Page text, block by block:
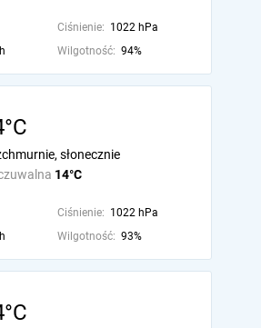
Ciśnienie: 1022 hPa
Wilgotność: 94%
14°C
słonecznie
Ciśnienie: 1022 hPa
Wilgotność: 93%